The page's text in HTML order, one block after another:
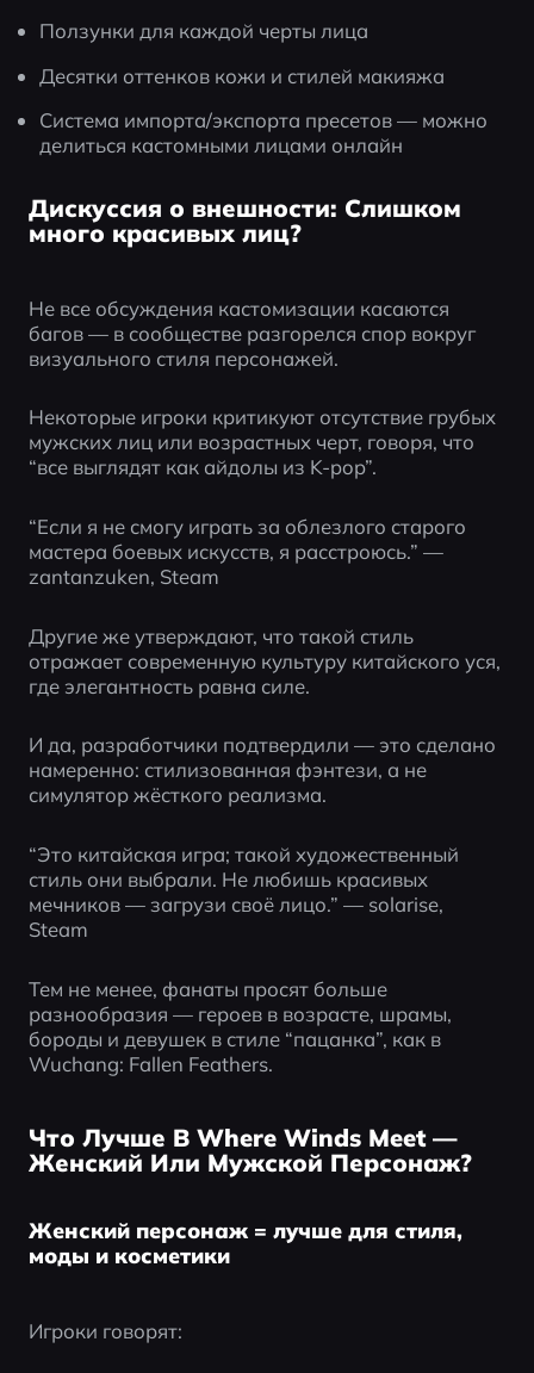
Ползунки для каждой черты лица
Десятки оттенков кожи и стилей макияжа
Система импорта/экспорта пресетов — можно
делиться кастомными лицами онлайн
Дискуссия о внешности: Слишком
много красивых лиц?
Не все обсуждения кастомизации касаются
багов — в сообществе разгорелся спор вокруг
визуального стиля персонажей.
Некоторые игроки критикуют отсутствие грубых
мужских лиц или возрастных черт, говоря, что
“все выглядят как айдолы из K-pop”.
“Если я не смогу играть за облезлого старого
мастера боевых искусств, я расстроюсь.” —
zantanzuken, Steam
Другие же утверждают, что такой стиль
отражает современную культуру китайского уся,
где элегантность равна силе.
И да, разработчики подтвердили — это сделано
намеренно: стилизованная фэнтези, а не
симулятор жёсткого реализма.
“Это китайская игра; такой художественный
стиль они выбрали. Не любишь красивых
мечников — загрузи своё лицо.” — solarise,
Steam
Тем не менее, фанаты просят больше
разнообразия — героев в возрасте, шрамы,
бороды и девушек в стиле “пацанка”, как в
Wuchang: Fallen Feathers.
Что Лучше В Where Winds Meet —
Женский Или Мужской Персонаж?
Женский персонаж = лучше для стиля,
моды и косметики
Игроки говорят: